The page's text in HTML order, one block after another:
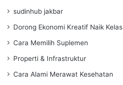
sudinhub jakbar
Dorong Ekonomi Kreatif Naik Kelas
Cara Memilih Suplemen
Properti & Infrastruktur
Cara Alami Merawat Kesehatan